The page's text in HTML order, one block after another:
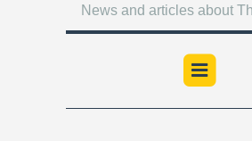
News and articles about